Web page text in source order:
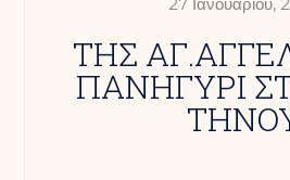
ΤΗΣ
ΠΑΝΗΓΥΡΙ